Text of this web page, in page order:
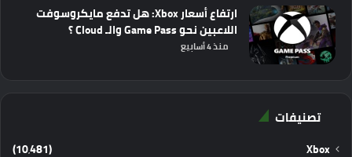
ارتفاع أسعار Xbox: هل تدفع مايكروسوفت
اللاعبين نحو Game Pass والـ Cloud ؟
منذ 4 أسابيع
تصنيفات
Xbox
(10٬481)